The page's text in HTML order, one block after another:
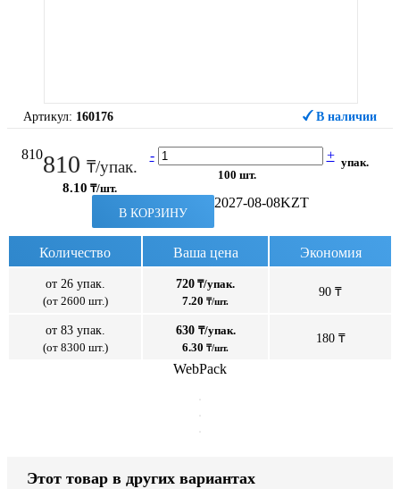
Артикул: 160176 В наличии
810810 ₸/упак.
8.10 ₸/шт.
- +
100 шт.
упак.
В КОРЗИНУ
2027-08-08KZT
Количество Ваша цена Экономия
от 26 упак.
(от 2600 шт.)
720 ₸/упак.
7.20 ₸/шт.
90 ₸
от 83 упак.
(от 8300 шт.)
630 ₸/упак.
6.30 ₸/шт.
180 ₸
WebPack
Этот товар в других вариантах